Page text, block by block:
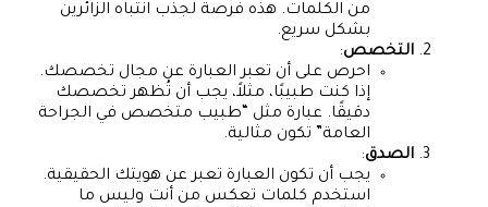
من الكلمات. هذه فرصة لجذب انتباه الزائرين
بشكل سريع.
التخصص:
احرص على أن تعبر العبارة عن مجال تخصصك.
إذا كنت طبيبًا، مثلاً، يجب أن تُظهر تخصصك
دقيقًا. عبارة مثل “طبيب متخصص في الجراحة
العامة” تكون مثالية.
الصدق:
يجب أن تكون العبارة تعبر عن هويتك الحقيقية.
استخدم كلمات تعكس من أنت وليس ما